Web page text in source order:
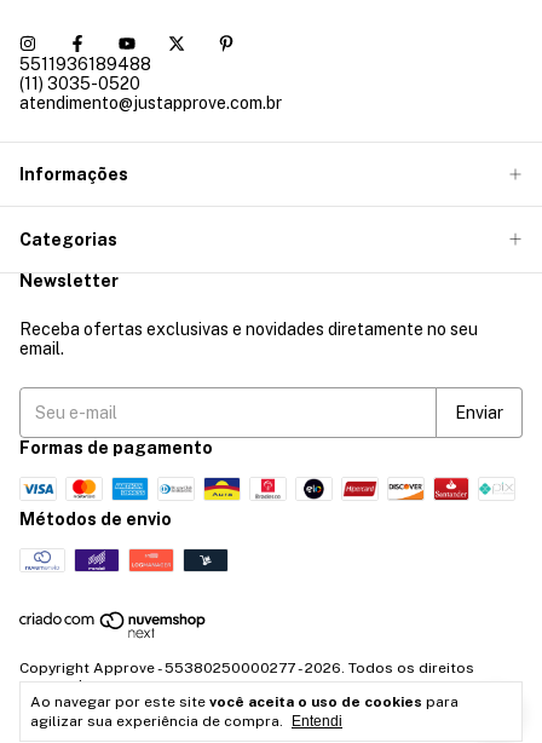
Ao navegar por este site você aceita o uso de cookies para
agilizar sua experiência de compra.
Entendi
5511936189488
(11) 3035-0520
atendimento@justapprove.com.br
Informações
Categorias
Newsletter
Receba ofertas exclusivas e novidades diretamente no seu
email.
Formas de pagamento
Métodos de envio
Copyright Approve - 55380250000277 - 2026. Todos os direitos
reservados.